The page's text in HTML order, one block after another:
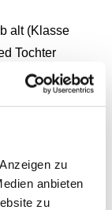
zu
anbieten
zu
alt (Klasse
Tochter
mit sehr viel
sich in
ist ein
den 1c-Platz